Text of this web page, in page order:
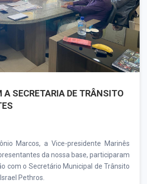
A SECRETARIA DE TRÂNSITO
Marcos, a Vice-presidente Marinês
da nossa base, participaram
com o Secretário Municipal de Trânsito
Pethros.